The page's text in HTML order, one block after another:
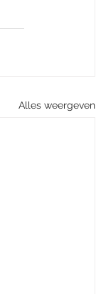
Alles weergeven